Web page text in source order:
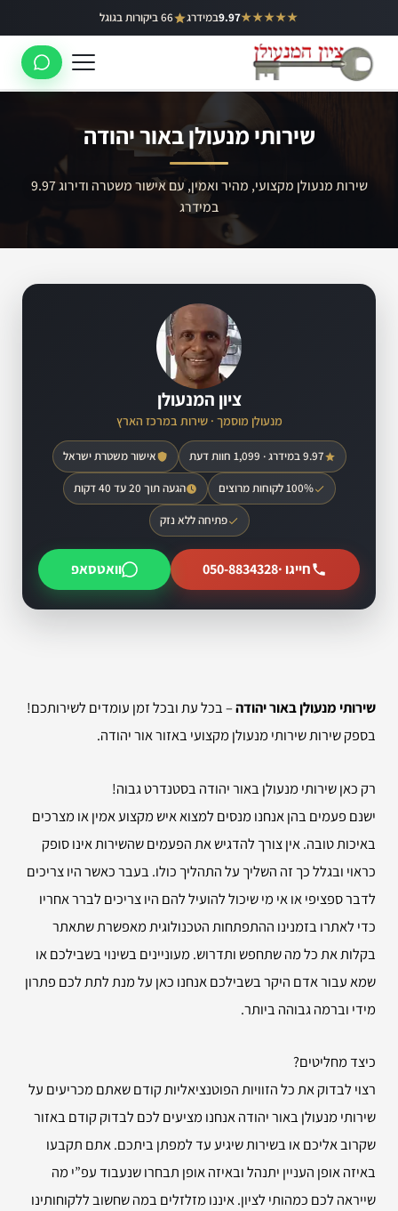
לתוכן
★★★★★
9.97במידרג 66 ביקורות בגוגל באר יעקב
ראשון לציון
רמלה
שירותי מנעולן באור יהודה
שירות מנעולן מקצועי, מהיר ואמין, עם אישור משטרה ודירוג 9.97
במידרג
ציון המנעולן
מנעולן מוסמך · שירות במרכז הארץ
9.97 במידרג · 1,099 חוות דעת אישור משטרת ישראל
100% לקוחות מרוצים הגעה תוך 20 עד 40 דקות
פתיחה ללא נזק
חייגו ·050-8834328 וואטסאפ
שירותי מנעולן באור יהודה– בכל עת ובכל זמן עומדים לשירותכם!
בספק שירות שירותי מנעולן מקצועי באזור אור יהודה.
רק כאן שירותי מנעולן באור יהודה בסטנדרט גבוה!
ישנם פעמים בהן אנחנו מנסים למצוא איש מקצוע אמין או מצרכים
באיכות טובה. אין צורך להדגיש את הפעמים שהשירות אינו סופק
כראוי ובגלל כך זה השליך על התהליך כולו. בעבר כאשר היו צריכים
לדבר ספציפי או אי מי שיכול להועיל להם היו צריכים לברר אחריו
כדי לאתרו בזמנינו ההתפתחות הטכנולוגית מאפשרת שתאתר
בקלות את כל מה שתחפש ותדרוש. מעוניינים בשינוי בשבילכם או
שמא עבור אדם היקר בשבילכם אנחנו כאן על מנת לתת לכם פתרון
מידי וברמה גבוהה ביותר.
כיצד מחליטים?
רצוי לבדוק את כל הזוויות הפוטנציאליות קודם שאתם מכריעים על
שירותי מנעולן באור יהודה אנחנו מציעים לכם לבדוק קודם באזור
שקרוב אליכם או בשירות שיגיע עד למפתן ביתכם. אתם תקבעו
באיזה אופן העניין יתנהל ובאיזה אופן תבחרו שנעבוד עפ”י מה
שייראה לכם כמהותי לציון. איננו מזלזלים במה שחשוב ללקוחותינו